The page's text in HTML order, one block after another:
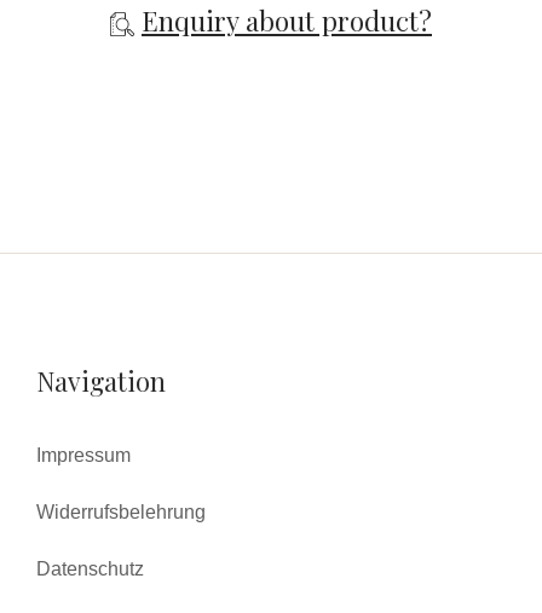
Enquiry about product?
Navigation
Impressum
Widerrufsbelehrung
Datenschutz